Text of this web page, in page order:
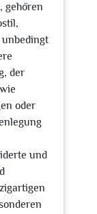
gehören
der
oder
und